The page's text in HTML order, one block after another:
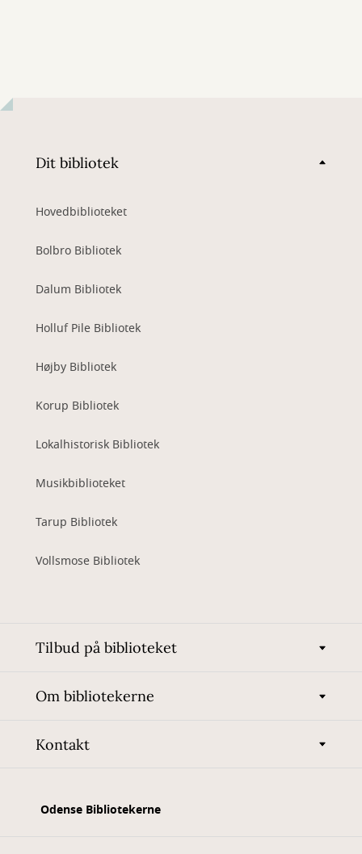
Dit bibliotek
Hovedbiblioteket
Bolbro Bibliotek
Dalum Bibliotek
Holluf Pile Bibliotek
Højby Bibliotek
Korup Bibliotek
Lokalhistorisk Bibliotek
Musikbiblioteket
Tarup Bibliotek
Vollsmose Bibliotek
Tilbud på biblioteket
Om bibliotekerne
Kontakt
Odense Bibliotekerne